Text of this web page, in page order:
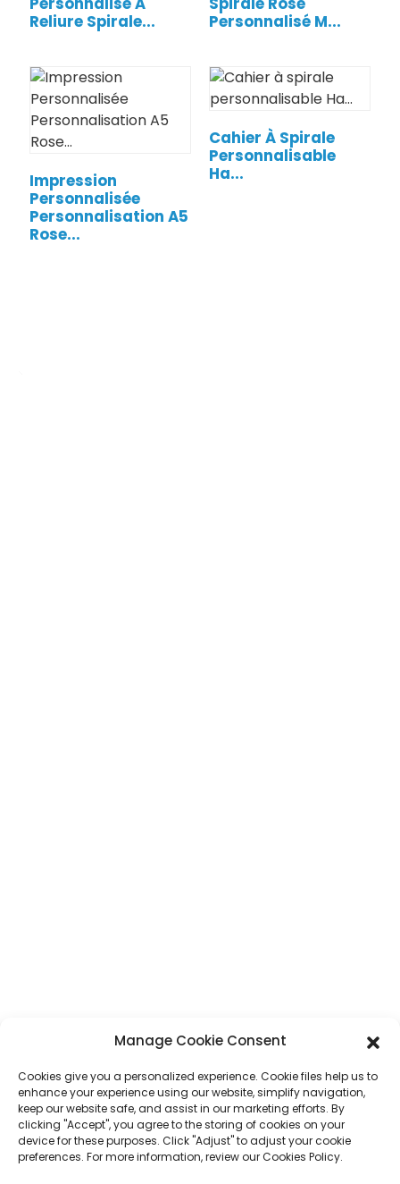
Reliure Spirale...
Personnalisé M...
Impression
Personnalisée
Personnalisation A5
Rose...
Cahier À Spirale
Personnalisable
Ha...
À propos de nous
Environnements d'entreprise
FAQ
Contactez-nous
PRODUITS
Impression de livres
Planificateur
Impression de livres pour enfants
Coffret cadeau
Impression de magazines
Sac cadeau
Manage Cookie Consent
Cookies give you a personalized experience. Cookie files help us to
enhance your experience using our website, simplify navigation,
keep our website safe, and assist in our marketing efforts. By
clicking "Accept", you agree to the storing of cookies on your
device for these purposes. Click "Adjust" to adjust your cookie
preferences. For more information, review our Cookies Policy.